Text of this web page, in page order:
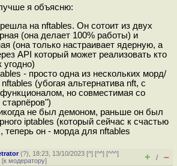
я объясню:
на nftables. Он сотоит из двух
(она делает 100% работы) и
(она только настраивает ядерную, а
API который может реализовать кто
угодно)
- просто одна из нескольких морд/
(убогая альтернатива nft, с
но совместимая со
не был демоном, раньше он был
iptables (который сейчас к счастью
теперь он - морда для nftables
(?), 18:23, 13/10/2023 [^] [^^] [^^^]
к модератору] + / –